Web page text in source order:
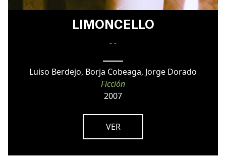
LIMONCELLO
- -
Luiso Berdejo, Borja Cobeaga, Jorge Dorado
Ficción
2007
VER